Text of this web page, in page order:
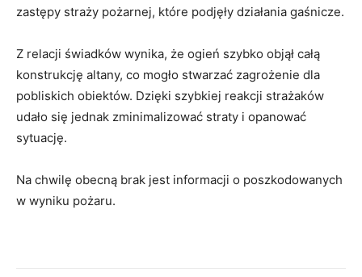
zastępy straży pożarnej, które podjęły działania gaśnicze.
Z relacji świadków wynika, że ogień szybko objął całą
konstrukcję altany, co mogło stwarzać zagrożenie dla
pobliskich obiektów. Dzięki szybkiej reakcji strażaków
udało się jednak zminimalizować straty i opanować
sytuację.
Na chwilę obecną brak jest informacji o poszkodowanych
w wyniku pożaru.